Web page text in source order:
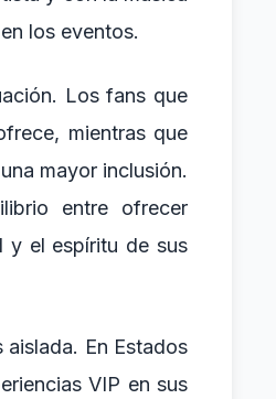
los eventos.
Los fans que
mientras que
mayor inclusión.
entre ofrecer
y el espíritu de sus
En Estados
VIP en sus